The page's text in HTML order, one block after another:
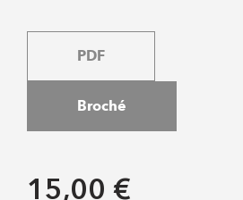
PDF
Broché
15,00 €